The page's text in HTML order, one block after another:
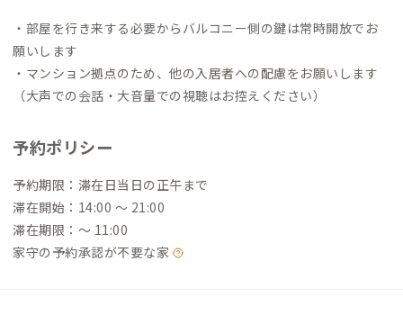
・部屋を行き来する必要からバルコニー側の鍵は常時開放でお
願いします
・マンション拠点のため、他の入居者への配慮をお願いします
（大声での会話・大音量での視聴はお控えください）
予約ポリシー
予約期限：滞在日当日の正午まで
滞在開始：14:00 〜 21:00
滞在期限：〜 11:00
家守の予約承認が不要な家